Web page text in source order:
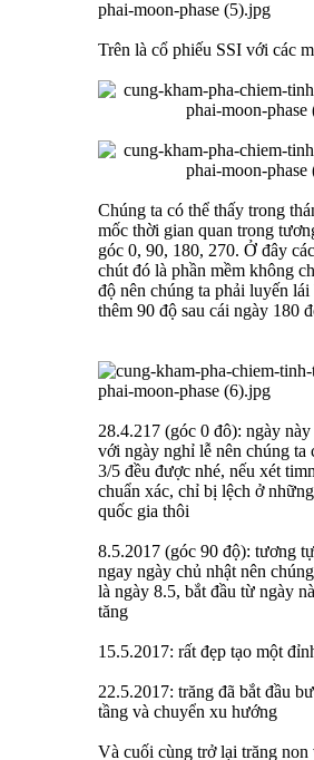
Trên là cổ phiếu SSI với các
Chúng ta có thể thấy trong
mốc thời gian quan trong
góc 0, 90, 180, 270. Ở đây
chút đó là phần mềm không
độ nên chúng ta phải luyến lái
thêm 90 độ sau cái ngày 180
28.4.217 (góc 0 đô): ngày
với ngày nghỉ lễ nên chúng ta
3/5 đều được nhé, nếu xét
chuẩn xác, chỉ bị lệch ở
quốc gia thôi
8.5.2017 (góc 90 độ): tương
ngay ngày chủ nhật nên
là ngày 8.5, bắt đầu từ ngày
tăng
15.5.2017: rất đẹp tạo một
22.5.2017: trăng đã bắt đầu
tầng và chuyển xu hướng
Và cuối cùng trở lại trăng non